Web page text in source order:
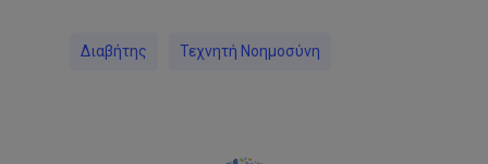
Διαβήτης Τεχνητή Νοημοσύνη